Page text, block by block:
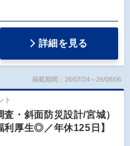
詳細を見る
掲載期間：26/07/24～26/08/06
ト
・斜面防災設計/宮城）
利厚生◎／年休125日】